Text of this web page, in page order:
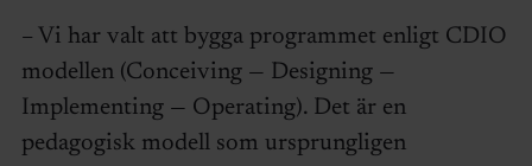
– Vi har valt att bygga programmet enligt CDIO
modellen (Conceiving — Designing —
Implementing — Operating). Det är en
pedagogisk modell som ursprungligen